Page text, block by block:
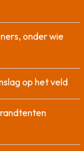
onder wie
op het veld